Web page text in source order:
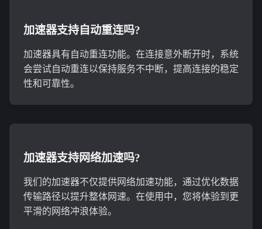
加速器支持自动重连吗?
加速器具有自动重连功能。在连接意外断开时，系统
会尝试自动重连以保持服务不中断，提高连接的稳定
性和可靠性。
加速器支持网络加速吗?
我们的加速器不仅提供网络加速功能，通过优化数据
传输路径以提升整体网速。在使用中，您将体验到更
平滑的网络冲浪体验。